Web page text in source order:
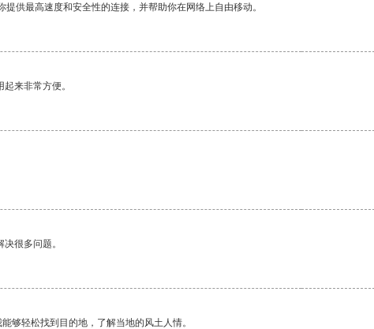
供最高速度和安全性的连接，并帮助你在网络上自由移动。
来非常方便。
很多问题。
够轻松找到目的地，了解当地的风土人情。